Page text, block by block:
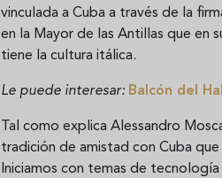
vinculada a Cuba a través de la
en la Mayor de las Antillas que en
tiene la cultura itálica.
Le puede interesar: Balcón del
Tal como explica Alessandro
tradición de amistad con Cuba
Iniciamos con temas de